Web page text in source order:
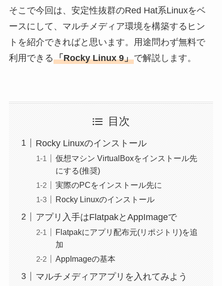
そこで今回は、安定性抜群のRed Hat系Linuxをベ
ースにして、マルチメディア環境を構築するヒン
トを紹介できればと思います。用途問わず無料で
利用できる「Rocky Linux 9」で解説します。
目次
Rocky Linuxのインストール
仮想マシン VirtualBoxをインストール先
にする(推奨)
実際のPCをインストール先に
Rocky Linuxのインストール
アプリ入手はFlatpakとAppImageで
Flatpakにアプリ配布元(リポジトリ)を追
加
AppImageの基本
マルチメディアアプリを入れてみよう